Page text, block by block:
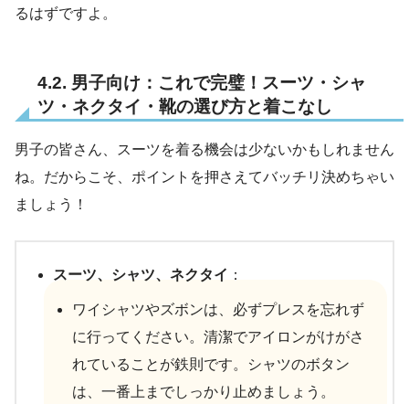
るはずですよ。
4.2. 男子向け：これで完璧！スーツ・シャ
ツ・ネクタイ・靴の選び方と着こなし
男子の皆さん、スーツを着る機会は少ないかもしれません
ね。だからこそ、ポイントを押さえてバッチリ決めちゃい
ましょう！
スーツ、シャツ、ネクタイ ：
ワイシャツやズボンは、必ずプレスを忘れず
に行ってください。清潔でアイロンがけがさ
れていることが鉄則です。シャツのボタン
は、一番上までしっかり止めましょう。